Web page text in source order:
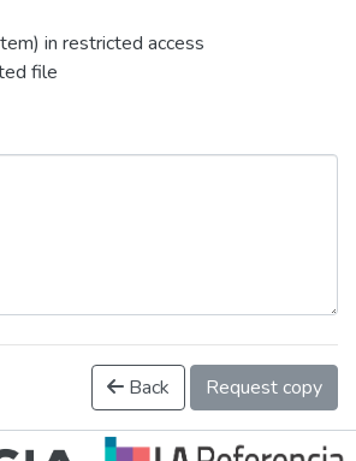
in restricted access
file
Back Request copy